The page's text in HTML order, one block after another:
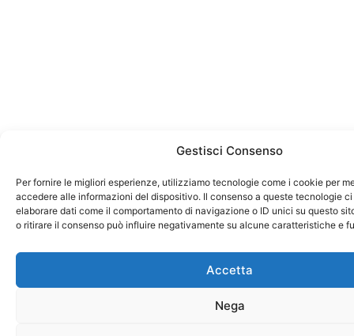
Gestisci Consenso
Per fornire le migliori esperienze, utilizziamo tecnologie come i cookie per
accedere alle informazioni del dispositivo. Il consenso a queste tecnologie
elaborare dati come il comportamento di navigazione o ID unici su questo
o ritirare il consenso può influire negativamente su alcune caratteristiche e
Accetta
Nega